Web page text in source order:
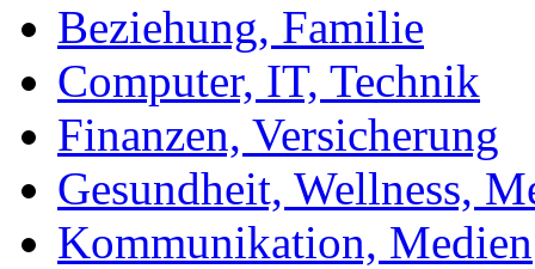
Beziehung, Familie
Computer, IT, Technik
Finanzen, Versicherung
Gesundheit, Wellness,
Kommunikation, Medien